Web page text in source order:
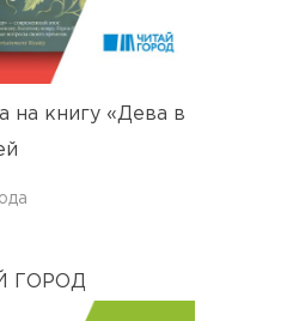
на книгу «Дева в
ГОРОД